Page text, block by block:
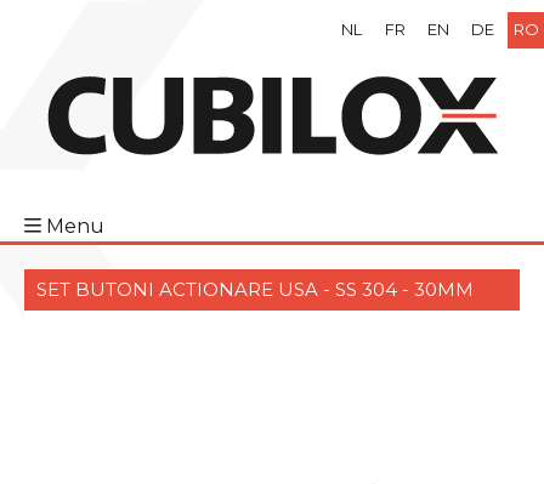
NL FR EN DE RO
Menu
SET BUTONI ACTIONARE USA - SS 304 - 30MM